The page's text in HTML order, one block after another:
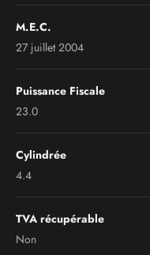
M.E.C.
27 juillet 2004
Puissance Fiscale
23.0
Cylindrée
4.4
TVA récupérable
Non